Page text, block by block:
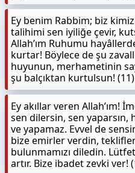
Ey benim Rabbim; biz
talihimi sen iyiliğe çevir,
Allah’ım Ruhumu
kurtar! Böylece de şu
huyunun, merhametinin
şu balçıktan kurtulsun! (11)
Ey akıllar veren Allah’ım!
sen dilersin, sen yaparsın,
ve yapamaz. Evvel de
bize emirler verdin,
bulunmamızı diledin.
artır. Bize ibadet zevki ver!